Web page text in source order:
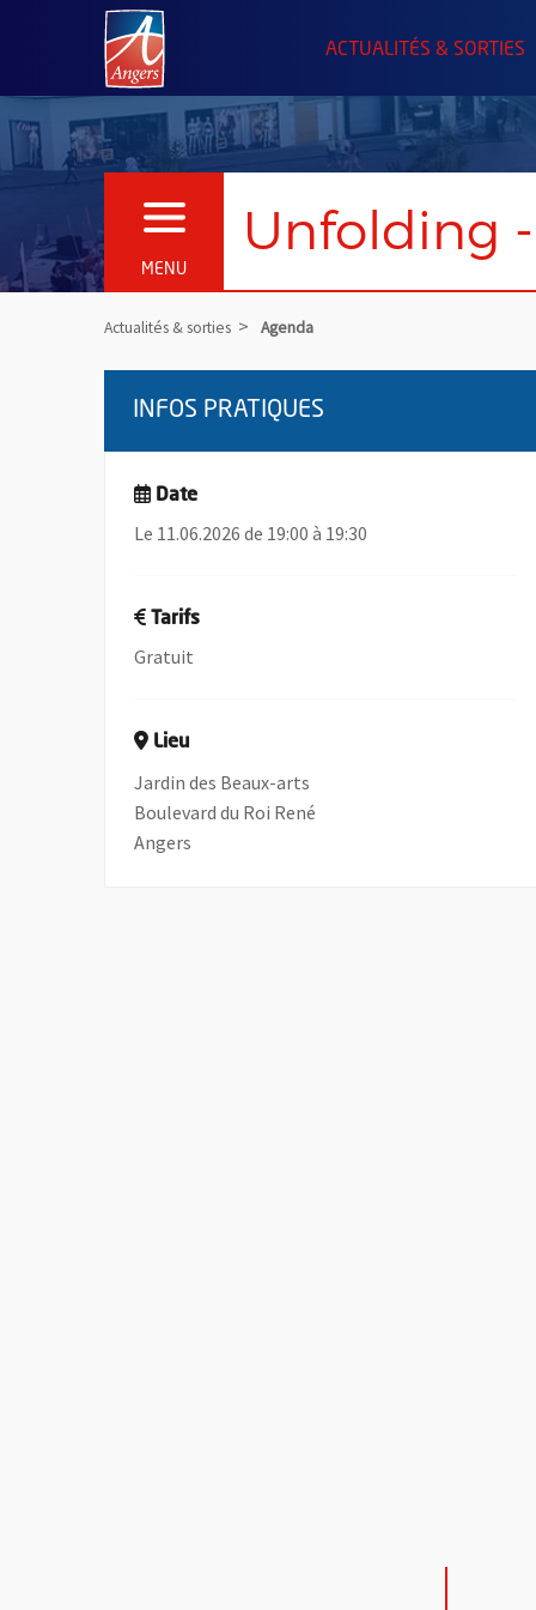
Angers.fr : Retour à l'accueil
ACTUALITÉS & SORTIES
MENU
OUVRIR LE MENU Unfolding
Actualités & sorties Agenda
INFOS PRATIQUES
Date
Le 11.06.2026 de 19:00 à 19:30
Tarifs
Gratuit
Lieu
Jardin des Beaux-arts
Boulevard du Roi René
Angers